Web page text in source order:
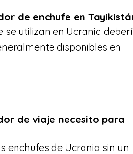
de enchufe en
se utilizan en Ucrania
disponibles en
de viaje necesito para
enchufes de Ucrania sin un